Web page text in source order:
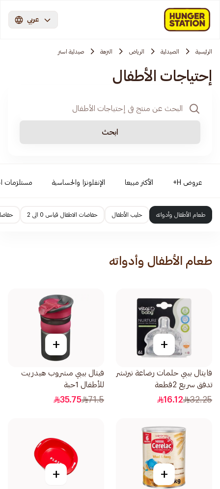
عربي
الرئيسية الصيدلية الرياض النزهة صيدلية استر
إحتياجات الأطفال
ابحث
عروض H+ الأكثر مبيعا الإنفلونزا والحساسية مستلزمات
طعام الأطفال وأدواته حليب الأطفال حفاضات الاطفال قياس 0 الى 2
طعام الأطفال وأدواته
+
فايتال بيبي حلمات رضاعة نيرتشر
تدفق سريع 2قطعة
32.25
16.12
+
فيتال بيبي مشروب هيدريت
للأطفال 1حبة
71.5
35.75
+
+